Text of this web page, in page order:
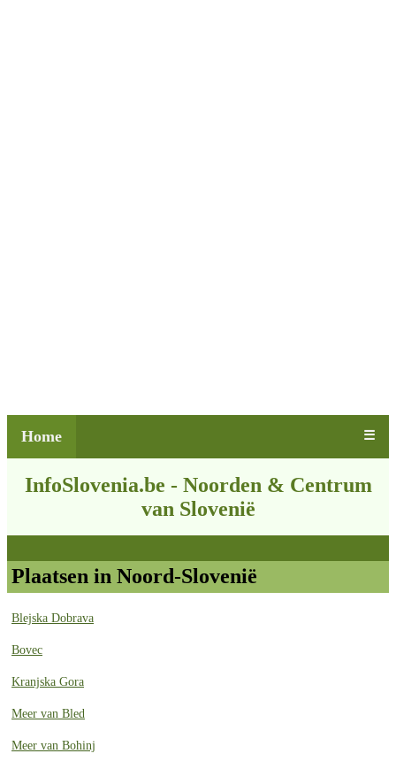
Home ☰
InfoSlovenia.be - Noorden & Centrum
van Slovenië
Plaatsen in Noord-Slovenië
Blejska Dobrava
Bovec
Kranjska Gora
Meer van Bled
Meer van Bohinj